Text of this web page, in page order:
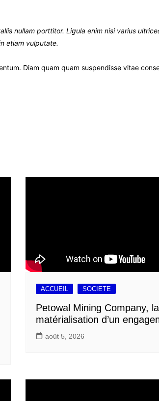
nullam porttitor. Ligula enim nisi varius
etiam vulputate.
Diam quam quam suspendisse vitae
ACCUEIL SOCIETE
Petowal Mining Company, la
matérialisation d’un
août 5, 2026